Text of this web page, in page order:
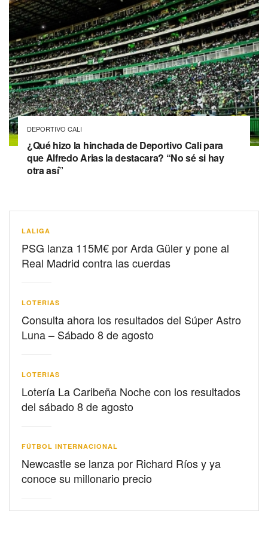
DEPORTIVO CALI
¿Qué hizo la hinchada de Deportivo Cali para
que Alfredo Arias la destacara? “No sé si hay
otra así”
LALIGA
PSG lanza 115M€ por Arda Güler y pone al
Real Madrid contra las cuerdas
LOTERIAS
Consulta ahora los resultados del Súper Astro
Luna – Sábado 8 de agosto
LOTERIAS
Lotería La Caribeña Noche con los resultados
del sábado 8 de agosto
FÚTBOL INTERNACIONAL
Newcastle se lanza por Richard Ríos y ya
conoce su millonario precio